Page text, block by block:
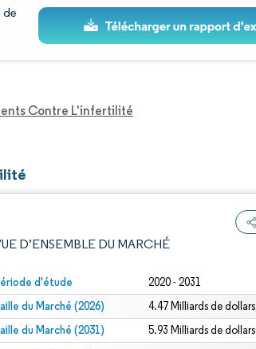
Contre L'infertilité
D’ENSEMBLE DU MARCHÉ
d'étude 2020 - 2031
du Marché (2026) 4.47 Milliards de dollars
du Marché (2031) 5.93 Milliards de dollars